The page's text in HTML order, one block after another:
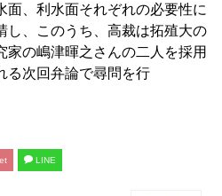
、利水面それぞれの必要性に
し、このうち、高裁は拓殖大の
家の嶋津暉之さんの二人を採用
る次回弁論で尋問を行
LINE